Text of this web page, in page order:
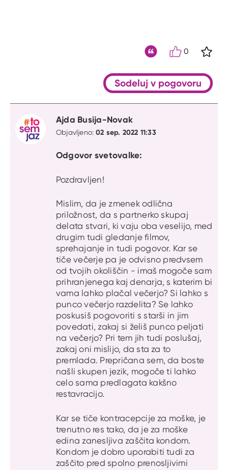
0
Sodeluj v pogovoru
Ajda Busija-Novak
Objavljeno:02 sep. 2022 11:33
Odgovor svetovalke:
Pozdravljen!
Mislim, da je zmenek odlična
priložnost, da s partnerko skupaj
delata stvari, ki vaju oba veselijo, med
drugim tudi gledanje filmov,
sprehajanje in tudi pogovor. Kar se
tiče večerje pa je odvisno predvsem
od tvojih okoliščin - imaš mogoče sam
prihranjenega kaj denarja, s katerim bi
vama lahko plačal večerjo? Si lahko s
punco večerjo razdelita? Se lahko
poskusiš pogovoriti s starši in jim
povedati, zakaj si želiš punco peljati
na večerjo? Pri tem jih tudi poslušaj,
zakaj oni mislijo, da sta za to
premlada. Prepričana sem, da boste
našli skupen jezik, mogoče ti lahko
celo sama predlagata kakšno
restavracijo.
Kar se tiče kontracepcije za moške, je
trenutno res tako, da je za moške
edina zanesljiva zaščita kondom.
Kondom je dobro uporabiti tudi za
zaščito pred spolno prenosljivimi